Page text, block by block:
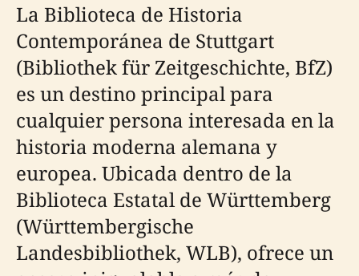
La Biblioteca de Historia
Contemporánea de Stuttgart
(Bibliothek für Zeitgeschichte, BfZ)
es un destino principal para
cualquier persona interesada en la
historia moderna alemana y
europea. Ubicada dentro de la
Biblioteca Estatal de Württemberg
(Württembergische
Landesbibliothek, WLB), ofrece un